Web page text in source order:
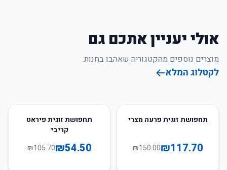
אולי יעניין אתכם גם
מוצרים נוספים מהקטגוריה שאהבו בחנות.
לקטלוג המלא
22%תחפושת זוגית פרעה מצרי
₪117.70
₪150.00
48תחפושת זוגית פיראט
קריבי
₪54.50
₪105.70